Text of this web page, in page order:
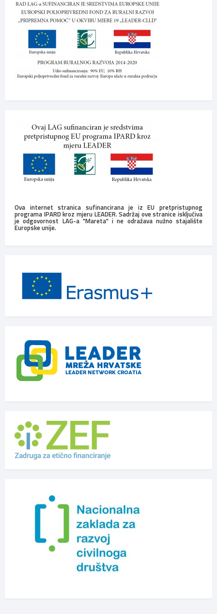
Ova internet stranica sufinancirana je iz EU pretpristupnog
programa IPARD kroz mjeru LEADER. Sadržaj ove stranice isključiva
je odgovornost LAG-a "Mareta" i ne odražava nužno stajalište
Europske unije.